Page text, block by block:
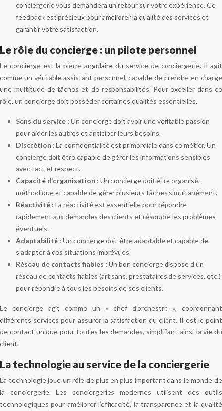
conciergerie vous demandera un retour sur votre expérience. Ce
feedback est précieux pour améliorer la qualité des services et
garantir votre satisfaction.
Le rôle du concierge : un pilote personnel
Le concierge est la pierre angulaire du service de conciergerie. Il agit
comme un véritable assistant personnel, capable de prendre en charge
une multitude de tâches et de responsabilités. Pour exceller dans ce
rôle, un concierge doit posséder certaines qualités essentielles.
Sens du service : Un concierge doit avoir une véritable passion
pour aider les autres et anticiper leurs besoins.
Discrétion : La confidentialité est primordiale dans ce métier. Un
concierge doit être capable de gérer les informations sensibles
avec tact et respect.
Capacité d’organisation : Un concierge doit être organisé,
méthodique et capable de gérer plusieurs tâches simultanément.
Réactivité : La réactivité est essentielle pour répondre
rapidement aux demandes des clients et résoudre les problèmes
éventuels.
Adaptabilité : Un concierge doit être adaptable et capable de
s’adapter à des situations imprévues.
Réseau de contacts fiables : Un bon concierge dispose d’un
réseau de contacts fiables (artisans, prestataires de services, etc.)
pour répondre à tous les besoins de ses clients.
Le concierge agit comme un « chef d’orchestre », coordonnant
différents services pour assurer la satisfaction du client. Il est le point
de contact unique pour toutes les demandes, simplifiant ainsi la vie du
client.
La technologie au service de la conciergerie
La technologie joue un rôle de plus en plus important dans le monde de
la conciergerie. Les conciergeries modernes utilisent des outils
technologiques pour améliorer l’efficacité, la transparence et la qualité